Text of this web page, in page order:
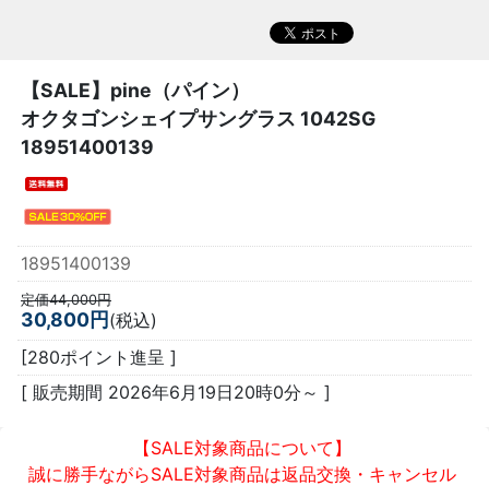
【SALE】 pine（パイン）
オクタゴンシェイプサングラス 1042SG
18951400139
18951400139
定価44,000円
30,800円(税込)
[280ポイント進呈 ]
[ 販売期間 2026年6月19日20時0分 ～ ]
【SALE対象商品について】
誠に勝手ながらSALE対象商品は返品交換・キャンセル